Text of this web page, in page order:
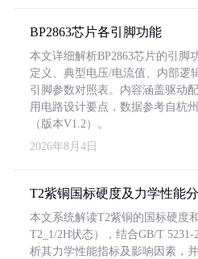
BP2863芯片各引脚功能
本文详细解析BP2863芯片的引脚
定义、典型电压/电流值、内部逻
引脚参数对照表。内容涵盖驱动
用电路设计要点，数据参考自杭
（版本V1.2）。
2026年8月4日
T2紫铜国标硬度及力学性能
本文系统解读T2紫铜的国标硬度
T2_1/2H状态），结合GB/T
析其力学性能指标及影响因素，